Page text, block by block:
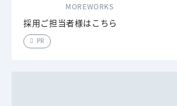
MOREWORKS
採用ご担当者様はこちら
PR